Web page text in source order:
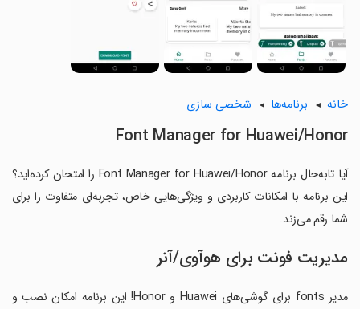
خانه برنامه‌ها شخصی سازی
Font Manager for Huawei/Honor
آیا تابه‌حال برنامه Font Manager for Huawei/Honor را امتحان کرده‌اید؟
این برنامه با امکانات کاربردی و ویژگی‌هایی خاص، تجربه‌ای متفاوت را برای
شما رقم می‌زند.
مدیریت فونت برای هوآوی/آنر
مدیر fonts برای گوشی‌های Huawei و Honor! این برنامه امکان نصب و